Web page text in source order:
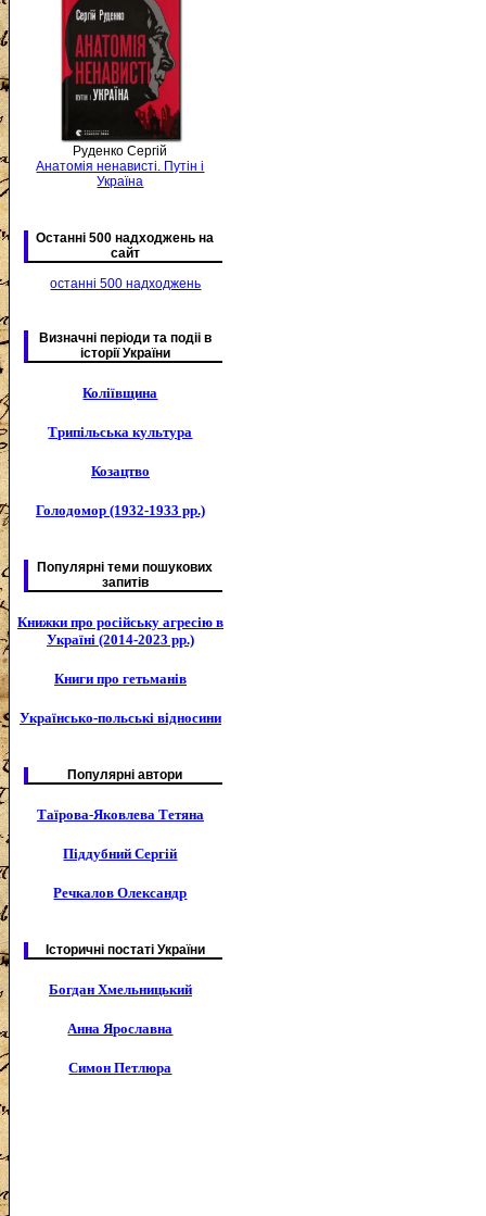
Руденко Сергій
Анатомія ненависті. Путін і
Україна
Останні 500 надходжень на
сайт
останні 500 надходжень
Визначні періоди та подіі в
історії України
Коліївщина
Трипільська культура
Козацтво
Голодомор (1932-1933 рр.)
Популярні теми пошукових
запитів
Книжки про російську агресію в
Україні (2014-2023 рр.)
Книги про гетьманів
Українсько-польські відносини
Популярні автори
Таїрова-Яковлева Тетяна
Піддубний Сергій
Речкалов Олександр
Історичні постаті України
Богдан Хмельницький
Анна Ярославна
Симон Петлюра